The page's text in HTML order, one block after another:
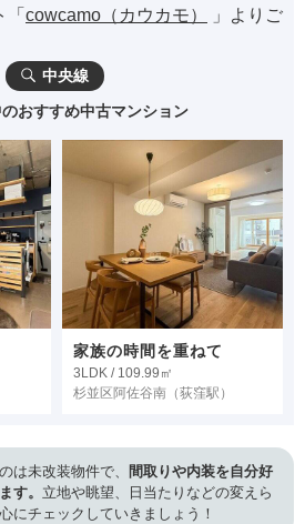
cowcamo（カウカモ）
」よりご
中央線
おすすめ中古マンション
家族の時間を重ねて
3LDK / 109.99㎡
杉並区阿佐谷南 （荻窪駅）
は未改装物件で、
間取りや内装を自分好
す。 立地や眺望、日当たりなどの変えら
にチェックしていきましょう！